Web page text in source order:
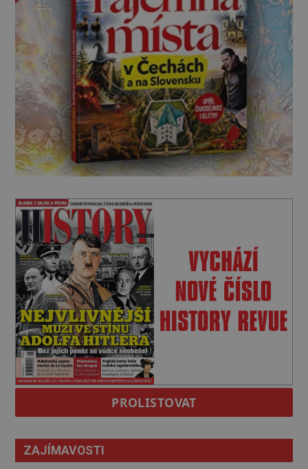
PROLISTOVAT
ZAJÍMAVOSTI